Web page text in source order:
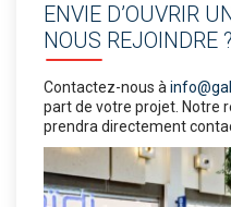
ENVIE D’OUVRIR
NOUS REJOINDRE ?
Contactez-nous à
part de votre projet. Notre
prendra directement